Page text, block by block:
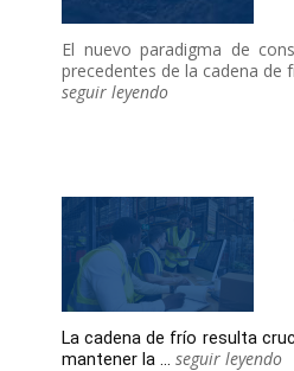
El nuevo paradigma de
precedentes de la cadena de
seguir leyendo
La cadena de frío resulta
mantener la ... seguir leyendo